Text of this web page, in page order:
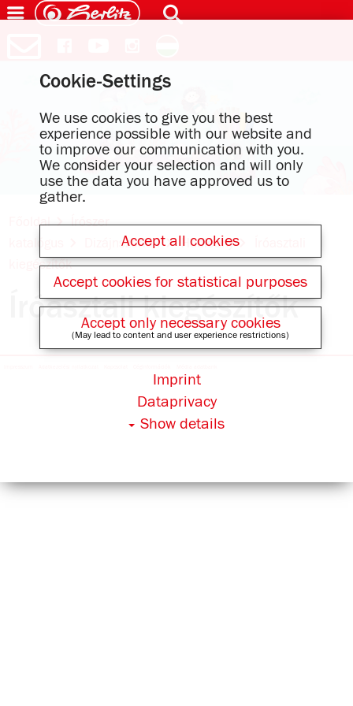
Főoldal
Írószer
Dizájnszériák Hableány
kiegészítők
Íróasztali kiegészítők
Cookie-Settings
We use cookies to give you the best
experience possible with our website and
to improve our communication with you.
We consider your selection and will only
use the data you have approved us to
gather.
Accept all cookies
Accept cookies for statistical purposes
Accept only necessary cookies
(May lead to content and user experience restrictions)
Show details
Dataprivacy
Imprint